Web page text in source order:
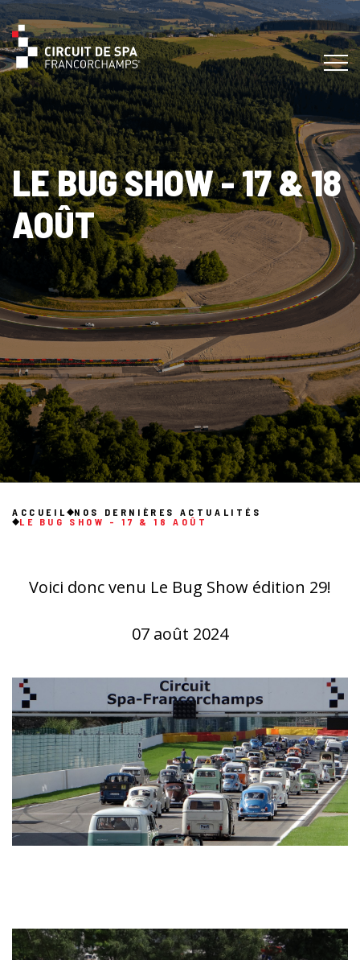
LE BUG SHOW - 17 & 18
AOÛT
ACCUEIL
NOS DERNIÈRES ACTUALITÉS
LE BUG SHOW - 17 & 18 AOÛT
Voici donc venu Le Bug Show édition 29!
07 août 2024